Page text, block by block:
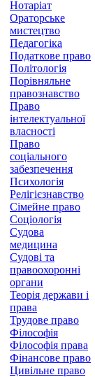
Нотаріат
Ораторське
мистецтво
Педагогіка
Податкове право
Політологія
Порівняльне
правознавство
Право
інтелектуальної
власності
Право
соціального
забезпечення
Психологія
Релігієзнавство
Сімейне право
Соціологія
Судова
медицина
Судові та
правоохоронні
органи
Теорія держави і
права
Трудове право
Філософія
Філософія права
Фінансове право
Цивільне право